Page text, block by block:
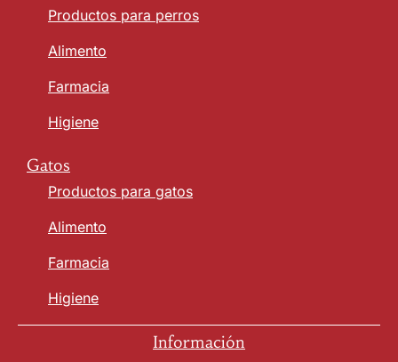
Productos para perros
Alimento
Farmacia
Higiene
Gatos
Productos para gatos
Alimento
Farmacia
Higiene
Información